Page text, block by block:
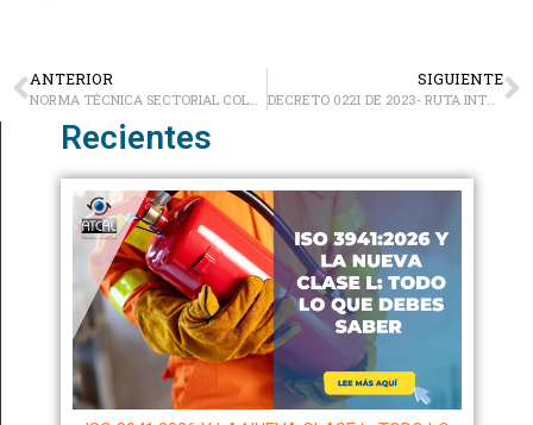
ANTERIOR
NORMA TÉCNICA SECTORIAL COLOMBIANA NTSH 006
SIGUIENTE
DECRETO 0221 DE 2023- RUTA INTEGRAL PARA LA ATENCIÓN INTEGRAL PARA PERSONAS EXPUESTAS AL ASBESTO
Recientes